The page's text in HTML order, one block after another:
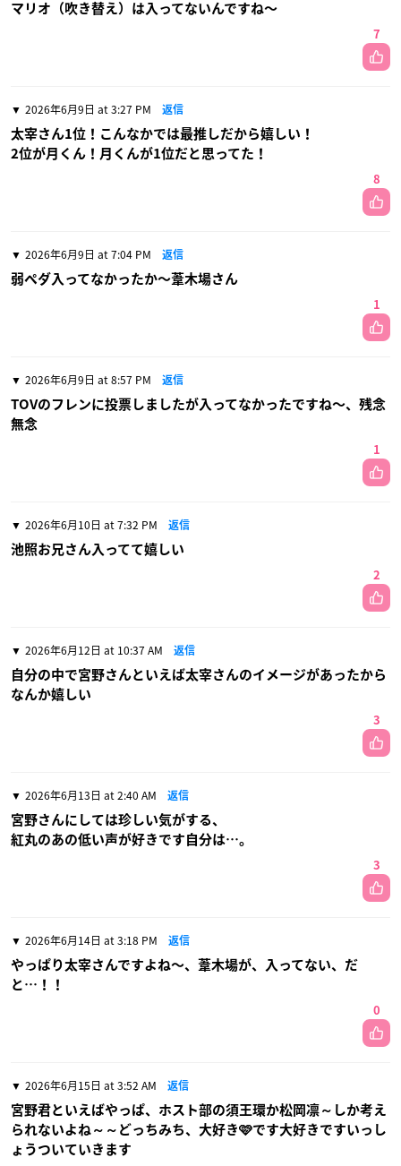
マリオ（吹き替え）は入ってないんですね〜
7
2026年6月9日 at 3:27 PM 返信
太宰さん1位！こんなかでは最推しだから嬉しい！
2位が月くん！月くんが1位だと思ってた！
8
2026年6月9日 at 7:04 PM 返信
弱ペダ入ってなかったか〜葦木場さん
1
2026年6月9日 at 8:57 PM 返信
TOVのフレンに投票しましたが入ってなかったですね〜、残念
無念
1
2026年6月10日 at 7:32 PM 返信
池照お兄さん入ってて嬉しい
2
2026年6月12日 at 10:37 AM 返信
自分の中で宮野さんといえば太宰さんのイメージがあったから
なんか嬉しい
3
2026年6月13日 at 2:40 AM 返信
宮野さんにしては珍しい気がする、
紅丸のあの低い声が好きです自分は…。
3
2026年6月14日 at 3:18 PM 返信
やっぱり太宰さんですよね〜、葦木場が、入ってない、だ
と…！！
0
2026年6月15日 at 3:52 AM 返信
宮野君といえばやっぱ、ホスト部の須王環か松岡凛～しか考え
られないよね～～どっちみち、大好き🩷です大好きですいっし
ょうついていきます